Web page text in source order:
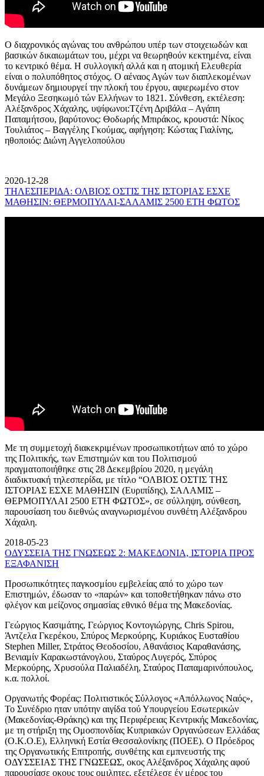
Ο διαχρονικός αγώνας του ανθρώπου υπέρ των στοιχειωδών και
βασικών δικαιωμάτων του, μέχρι να θεωρηθούν κεκτημένα, είναι
το κεντρικό θέμα. Η συλλογική αλλά και η ατομική Ελευθερία
είναι ο πολυπόθητος στόχος. Ο αέναος Αγών των διαπλεκομένων
δυνάμεων δημιουργεί την πλοκή του έργου, αφιερωμένο στον
Μεγάλο Ξεσηκωμό τών Ελλήνων το 1821. Σύνθεση, εκτέλεση:
Αλέξανδρος Χάχαλης, υψίφωνοι:Τζένη Δριβάλα – Αγάπη
Παπαμήτσου, βαρύτονος: Θοδωρής Μπιράκος, κρουστά: Νίκος
Τουλιάτος – Βαγγέλης Γκούμας, αφήγηση: Κώστας Γιαλίνης,
ηθοποιός: Διώνη Αγγελοπούλου
2020-12-28
ΤΗΛΕΣΠΕΡΙΔΑ: ΟΛΒΙΟΣ ΟΣΤΙΣ ΤΗΣ ΙΣΤΟΡΙΑΣ ΕΣΧΕ
ΜΑΘΗΣΙΝ: ΘΕΡΜΟΠΥΛΑΙ-ΣΑΛΑΜΙΣ 2500 ΕΤΗ ΦΩΤΟΣ
Με τη συμμετοχή διακεκριμένων προσωπικοτήτων από το χώρο
της Πολιτικής, των Επιστημών και του Πολιτισμού
πραγματοποιήθηκε στις 28 Δεκεμβρίου 2020, η μεγάλη
διαδικτυακή τηλεσπερίδα, με τίτλο “ΟΛΒΙΟΣ ΟΣΤΙΣ ΤΗΣ
ΙΣΤΟΡΙΑΣ ΕΣΧΕ ΜΑΘΗΣΙΝ (Ευριπίδης), ΣΑΛΑΜΙΣ –
ΘΕΡΜΟΠΥΛΑΙ 2500 ΕΤΗ ΦΩΤΟΣ», σε σύλληψη, σύνθεση,
παρουσίαση του διεθνώς αναγνωρισμένου συνθέτη Αλέξανδρου
Χάχαλη.
2018-05-23
ΟΔΥΣΣΕΙΑ ΤΗΣ ΓΝΩΣΕΩΣ 2: ΜΑΚΕΔΟΝΙΑ, ΙΣΤΟΡΙΑ ΠΡΟΣ
ΕΞΑΦΑΝΙΣΗ
Προσωπικότητες παγκοσμίου εμβελείας από το χώρο των
Επιστημών, έδωσαν το «παρών» και τοποθετήθηκαν πάνω στο
φλέγον και μείζονος σημασίας εθνικό θέμα της Μακεδονίας.
Γεώργιος Κασιμάτης, Γεώργιος Κοντογιώργης, Chris Spirou,
Άντζελα Γκερέκου, Σπύρος Μερκούρης, Κυριάκος Ευσταθίου
Stephen Miller, Στράτος Θεοδοσίου, Αθανάσιος Καραθανάσης,
Βενιαμίν Καρακωστάνογλου, Σταύρος Λυγερός, Σπύρος
Μερκούρης, Χρυσούλα Παλιαδέλη, Σταύρος Παπαμαρινόπουλος,
κ.α. πολλοί.
Οργανωτής Φορέας: Πολιτιστικός Σύλλογος «Απόλλωνος Ναός»,
Το Συνέδριο ηταν υπότην αιγίδα τού Υπουργείου Εσωτερικών
(Μακεδονίας-Θράκης) και της Περιφέρειας Κεντρικής Μακεδονίας,
με τη στήριξη της Ομοσπονδίας Κυπριακών Οργανώσεων Ελλάδας
(Ο.Κ.Ο.Ε), Ελληνική Εστία Θεσσαλονίκης (ΠΟΕΕ). Ο Πρόεδρος
της Οργανωτικής Επιτροπής, συνθέτης και εμπνευστής της
ΟΔΥΣΣΕΙΑΣ ΤΗΣ ΓΝΩΣΕΩΣ, οκος Αλέξανδρος Χάχαλης αφού
παρουσίασε οκους τους ομιλητες, εξετέλεσε έν μέρος του